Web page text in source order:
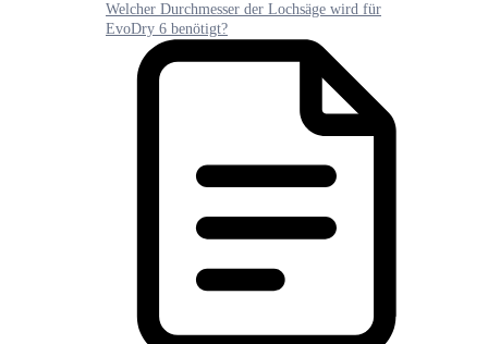
Welcher Durchmesser der Lochsäge wird für
EvoDry 6 benötigt?